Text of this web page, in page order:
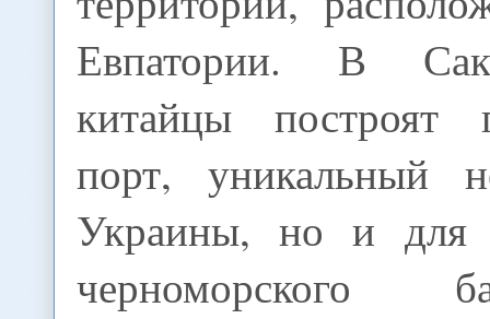
Евпатории. В
китайцы построят
порт, уникальный
Украины, но и для
черноморского